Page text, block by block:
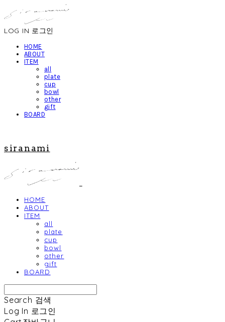
LOG IN 로그인
HOME
ABOUT
ITEM
all
plate
cup
bowl
other
gift
BOARD
siranami
HOME
ABOUT
ITEM
all
plate
cup
bowl
other
gift
BOARD
Search 검색
Log In 로그인